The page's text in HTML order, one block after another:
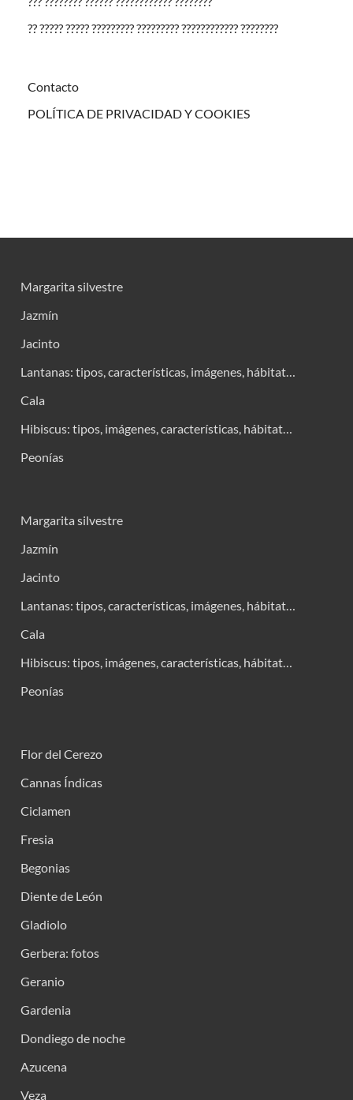
?? ????? ????? ????????? ????????? ???????????? ????????
Contacto
POLÍTICA DE PRIVACIDAD Y COOKIES
Margarita silvestre
Jazmín
Jacinto
Lantanas: tipos, características, imágenes, hábitat…
Cala
Hibiscus: tipos, imágenes, características, hábitat…
Peonías
Margarita silvestre
Jazmín
Jacinto
Lantanas: tipos, características, imágenes, hábitat…
Cala
Hibiscus: tipos, imágenes, características, hábitat…
Peonías
Flor del Cerezo
Cannas Índicas
Ciclamen
Fresia
Begonias
Diente de León
Gladiolo
Gerbera: fotos
Geranio
Gardenia
Dondiego de noche
Azucena
Veza